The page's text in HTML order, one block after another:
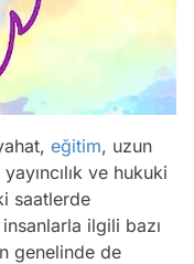
eğitim, uzun
ve hukuki
saatlerde
ilgili bazı
genelinde de